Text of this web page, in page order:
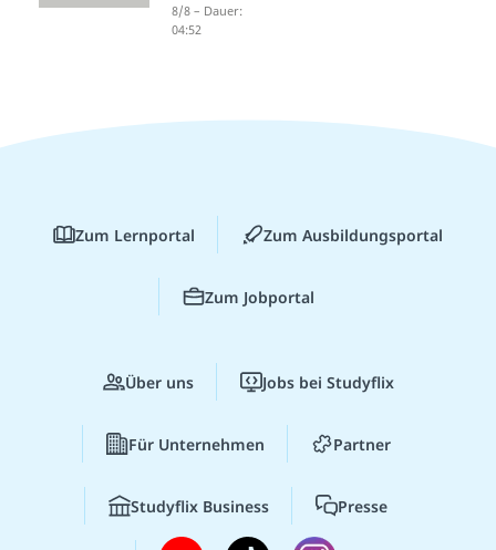
8/8 – Dauer:
04:52
Zum Lernportal Zum Ausbildungsportal
Zum Jobportal
Über uns Jobs bei Studyflix
Für Unternehmen Partner
Studyflix Business Presse